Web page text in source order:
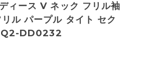
ィース V ネック フリル袖
ル パープル タイト セク
DD0232